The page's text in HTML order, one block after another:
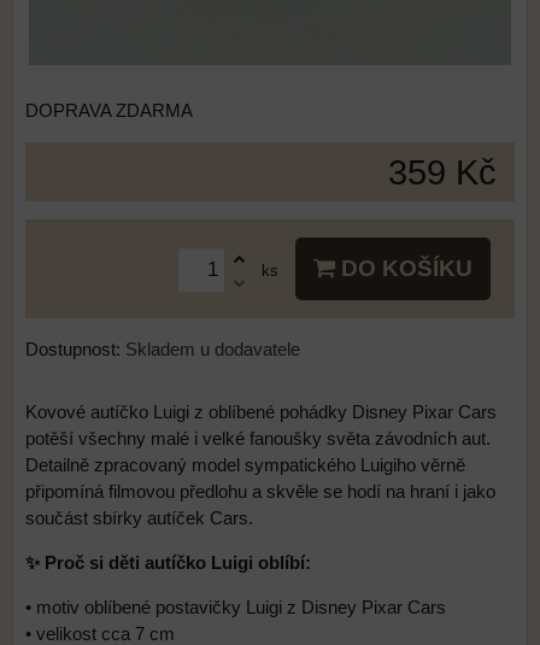
DOPRAVA ZDARMA
359 Kč
ks DO KOŠÍKU
Dostupnost: Skladem u dodavatele
Kovové autíčko Luigi z oblíbené pohádky Disney Pixar Cars
potěší všechny malé i velké fanoušky světa závodních aut.
Detailně zpracovaný model sympatického Luigiho věrně
připomíná filmovou předlohu a skvěle se hodí na hraní i jako
součást sbírky autíček Cars.
✨ Proč si děti autíčko Luigi oblíbí:
• motiv oblíbené postavičky Luigi z Disney Pixar Cars
• velikost cca 7 cm